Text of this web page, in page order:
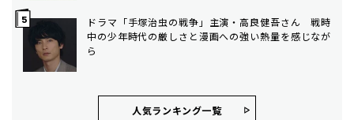
ドラマ「手塚治虫の戦争」主演・高良健吾さん 戦時
中の少年時代の厳しさと漫画への強い熱量を感じなが
ら
人気ランキング⼀覧